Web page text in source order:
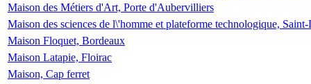
Maison des Métiers d'Art, Porte d'Aubervilliers
Maison des sciences de l\'homme et plateforme technologique,
Maison Floquet, Bordeaux
Maison Latapie, Floirac
Maison, Cap ferret